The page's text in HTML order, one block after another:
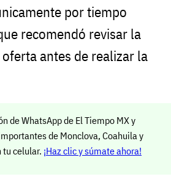
por tiempo
recomendó revisar la
antes de realizar la
de WhatsApp de El Tiempo MX y
de Monclova, Coahuila y
tu celular. ¡Haz clic y súmate ahora!